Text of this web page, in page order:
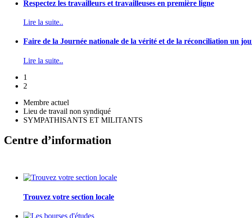
Respectez les travailleurs et travailleuses en première ligne
Lire la suite..
Faire de la Journée nationale de la vérité et de la réconciliation un
Lire la suite..
1
2
Membre actuel
Lieu de travail non syndiqué
SYMPATHISANTS ET MILITANTS
Centre d’information
Trouvez votre section locale